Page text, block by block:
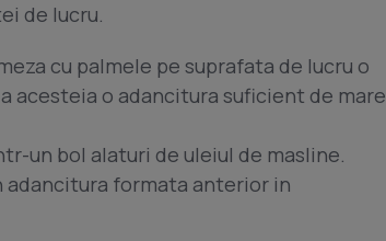
de lucru.
cu palmele pe suprafata de lucru o
acesteia o adancitura suficient de mare
un bol alaturi de uleiul de masline.
adancitura formata anterior in